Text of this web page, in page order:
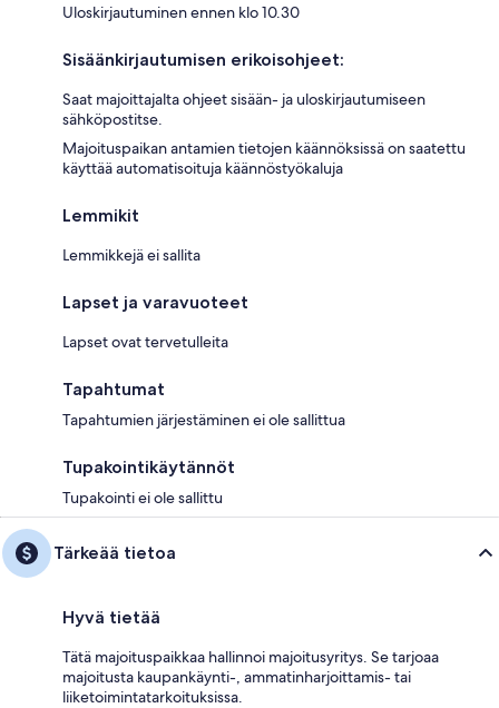
Uloskirjautuminen ennen klo 10.30
Sisäänkirjautumisen erikoisohjeet:
Saat majoittajalta ohjeet sisään- ja uloskirjautumiseen
sähköpostitse.
Majoituspaikan antamien tietojen käännöksissä on saatettu
käyttää automatisoituja käännöstyökaluja
Lemmikit
Lemmikkejä ei sallita
Lapset ja varavuoteet
Lapset ovat tervetulleita
Tapahtumat
Tapahtumien järjestäminen ei ole sallittua
Tupakointikäytännöt
Tupakointi ei ole sallittu
Tärkeää tietoa
Hyvä tietää
Tätä majoituspaikkaa hallinnoi majoitusyritys. Se tarjoaa
majoitusta kaupankäynti-, ammatinharjoittamis- tai
liiketoimintatarkoituksissa.